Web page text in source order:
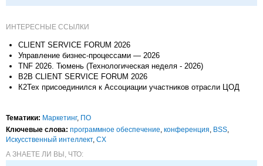
ИНТЕРЕСНЫЕ ССЫЛКИ
CLIENT SERVICE FORUM 2026
Управление бизнес-процессами — 2026
TNF 2026. Тюмень (Технологическая неделя - 2026)
B2B CLIENT SERVICE FORUM 2026
К2Тех присоединился к Ассоциации участников отрасли ЦОД
Тематики: Маркетинг, ПО
Ключевые слова: программное обеспечение, конференция, BSS,
Искусственный интеллект, CX
А ЗНАЕТЕ ЛИ ВЫ, ЧТО: